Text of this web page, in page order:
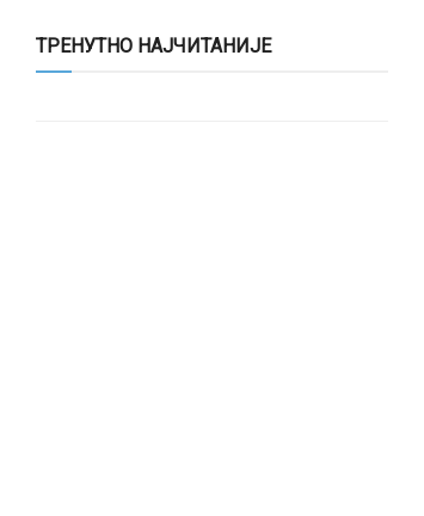
ТРЕНУТНО НАЈЧИТАНИЈЕ